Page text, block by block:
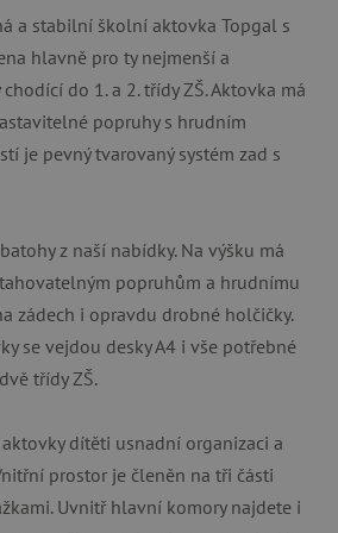
a stabilní školní aktovka Topgal s
hlavně pro ty nejmenší a
do 1. a 2. třídy ZŠ. Aktovka má
popruhy s hrudním
je pevný tvarovaný systém zad s
z naší nabídky. Na výšku má
popruhům a hrudnímu
zádech i opravdu drobné holčičky.
se vejdou desky A4 i vše potřebné
třídy ZŠ.
dítěti usnadní organizaci a
prostor je členěn na tři části
Uvnitř hlavní komory najdete i